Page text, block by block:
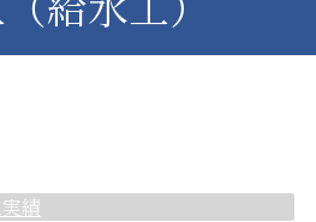
設備事業
施工実績
績